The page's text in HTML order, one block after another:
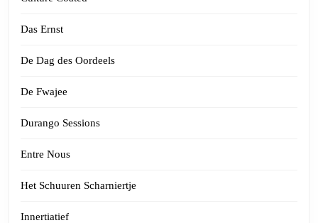
Das Ernst
De Dag des Oordeels
De Fwajee
Durango Sessions
Entre Nous
Het Schuuren Scharniertje
Innertiatief